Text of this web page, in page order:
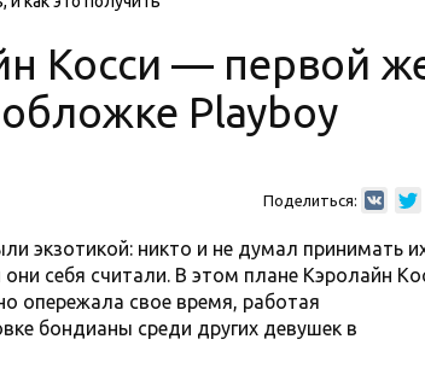
Косси — первой
Playboy
Поделиться:
экзотикой: никто и не думал принимать
себя считали. В этом плане Кэролайн
опережала свое время, работая
бондианы среди других девушек в